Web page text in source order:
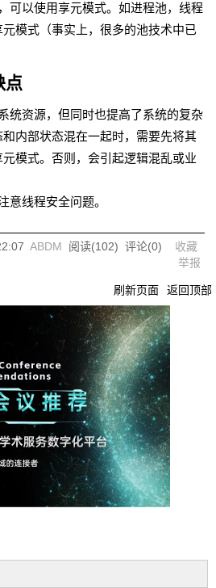
可以使用享元模式。如进程池，线程
模式（事实上，很多的池技术中已
点
统资源，但同时也提高了系统的复杂
内部状态混在一起时，需要先将其
模式。否则，会引起逻辑混乱或业
意线程安全问题。
ABDM 阅读(102) 评论(0) 收藏
举报
刷新页面 返回顶部